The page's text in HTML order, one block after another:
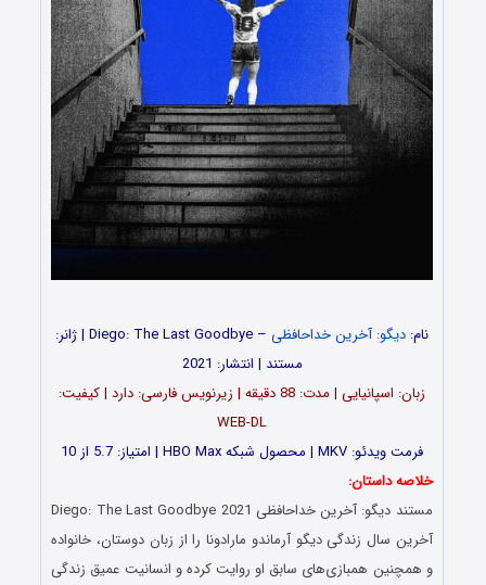
نام: دیگو: آخرین خداحافظی
– Diego: The Last Goodbye | ژانر:
مستند | انتشار: 2021
زبان: اسپانیایی | مدت‌: 88 دقیقه | زیرنویس فارسی: دارد | کیفیت:
WEB-DL
فرمت ویدئو: MKV | محصول شبکه HBO Max | امتیاز: 5.7 از 10
خلاصه داستان:
مستند دیگو: آخرین خداحافظی Diego: The Last Goodbye 2021
آخرین سال زندگی دیگو آرماندو مارادونا را از زبان دوستان، خانواده
و همچنین همبازی‌های سابق او روایت کرده و انسانیت عمیق زندگی